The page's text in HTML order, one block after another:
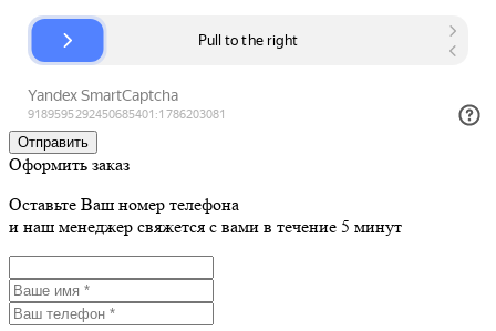
Оформить заказ
Оставьте Ваш номер телефона
и наш менеджер свяжется с вами в течение 5 минут